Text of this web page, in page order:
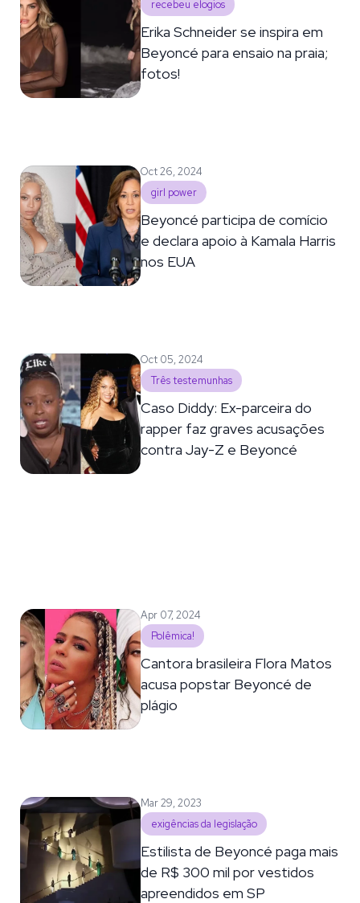
recebeu elogios
Erika Schneider se inspira em
Beyoncé para ensaio na praia;
fotos!
Oct 26, 2024
girl power
Beyoncé participa de comício
e declara apoio à Kamala Harris
nos EUA
Oct 05, 2024
Três testemunhas
Caso Diddy: Ex-parceira do
rapper faz graves acusações
contra Jay-Z e Beyoncé
Apr 07, 2024
Polêmica!
Cantora brasileira Flora Matos
acusa popstar Beyoncé de
plágio
Mar 29, 2023
exigências da legislação
Estilista de Beyoncé paga mais
de R$ 300 mil por vestidos
apreendidos em SP